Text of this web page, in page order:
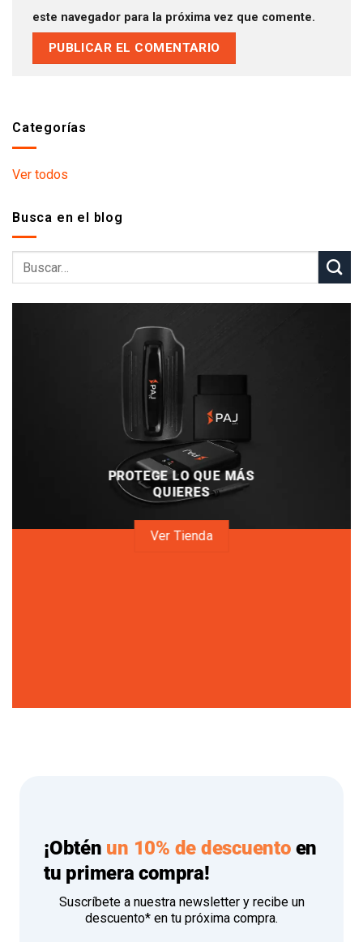
este navegador para la próxima vez que comente.
Categorías
Ver todos
Busca en el blog
PROTEGE LO QUE MÁS
QUIERES
Ver Tienda
¡Obtén un 10% de descuentoen
tu primera compra!
Suscríbete a nuestra newsletter y recibe un
descuento* en tu próxima compra.